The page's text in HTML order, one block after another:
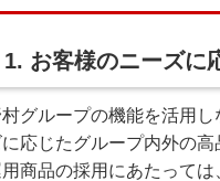
1. お客様のニーズに
グループの機能を活用
に応じたグループ内外の高
商品の採用にあたって